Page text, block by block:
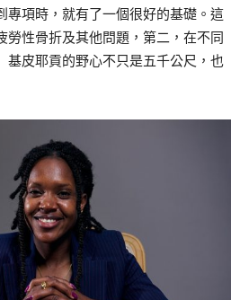
專項時，就有了一個很好的基礎。這
勞性骨折及其他問題，第二，在不同
基皮耶貢的野心不只是五千公尺，也